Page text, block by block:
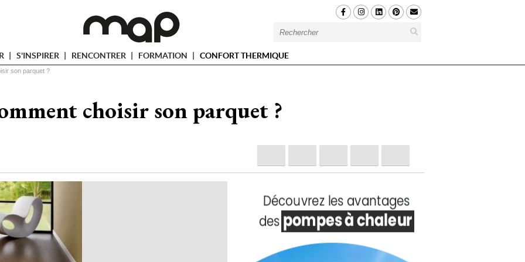
S'INSPIRER RENCONTRER FORMATION CONFORT THERMIQUE
son parquet ?
choisir son parquet ?